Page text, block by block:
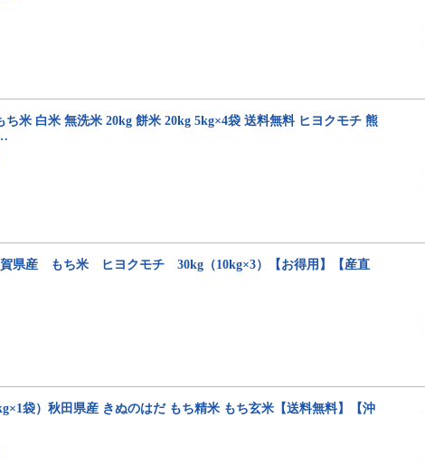
ち米 白米 無洗米 20kg 餅米 20kg 5kg×4袋 送料無料 ヒヨクモチ 熊
賀県産 もち米 ヒヨクモチ 30kg（10kg×3）【お得用】【産直
袋）秋田県産 きぬのはだ もち精米 もち玄米【送料無料】【沖